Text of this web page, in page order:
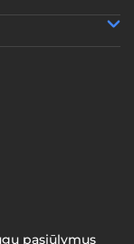
pasiūlymus